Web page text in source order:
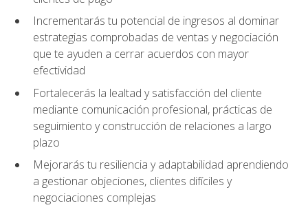
Incrementarás tu potencial de ingresos al dominar
estrategias comprobadas de ventas y negociación
que te ayuden a cerrar acuerdos con mayor
efectividad
Fortalecerás la lealtad y satisfacción del cliente
mediante comunicación profesional, prácticas de
seguimiento y construcción de relaciones a largo
plazo
Mejorarás tu resiliencia y adaptabilidad aprendiendo
a gestionar objeciones, clientes difíciles y
negociaciones complejas